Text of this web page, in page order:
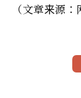
（文章来源：